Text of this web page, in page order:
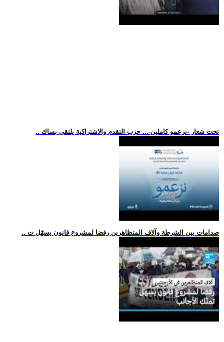
.. تحت شعار -نزعمو كاملين-... حزب التقدم والاشتراكية يلتقي بساك
.. صدامات بين الشرطة وآلاف المتظاهرين رفضا لمشروع قانون يسهّل ت